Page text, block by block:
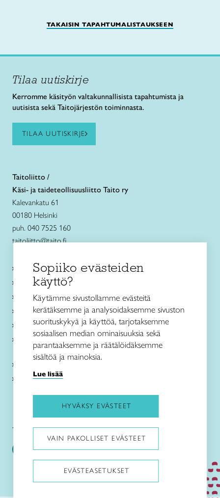
TAKAISIN TAPAHTUMALISTAUKSEEN
Tilaa uutiskirje
Kerromme käsityön valtakunnallisista tapahtumista ja
uutisista sekä Taitojärjestön toiminnasta.
TILAA UUTISKIRJE
Taitoliitto /
Käsi- ja taideteollisuusliitto Taito ry
Kalevankatu 61
00180 Helsinki
puh. 040 7525 160
taitoliitto@taito.fi
Käsityökurssit ja koulutus
Ajankohtaista
Käsityöohjeet
Me olemme Taito
Paikallinen toiminta
Verkkokaupat
Kirjaudu Arviin
Kirjaudu Taitocampukseen
Taitoliitto: Taito-lehti:
Sopiiko evästeiden
käyttö?
Käytämme sivustollamme evästeitä
kerätäksemme ja analysoidaksemme sivuston
suorituskykyä ja käyttöä, tarjotaksemme
sosiaalisen median ominaisuuksia sekä
parantaaksemme ja räätälöidäksemme
sisältöä ja mainoksia.
Lue lisää
HYVÄKSY EVÄSTEET
VAIN PAKOLLISET EVÄSTEET
EVÄSTEASETUKSET